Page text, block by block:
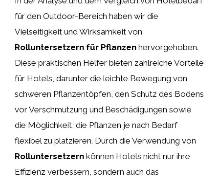
für den Outdoor-Bereich haben wir die
Vielseitigkeit und Wirksamkeit von
Rolluntersetzern für Pflanzen hervorgehoben.
Diese praktischen Helfer bieten zahlreiche Vorteile
für Hotels, darunter die leichte Bewegung von
schweren Pflanzentöpfen, den Schutz des Bodens
vor Verschmutzung und Beschädigungen sowie
die Möglichkeit, die Pflanzen je nach Bedarf
flexibel zu platzieren. Durch die Verwendung von
Rolluntersetzern können Hotels nicht nur ihre
Effizienz verbessern, sondern auch das